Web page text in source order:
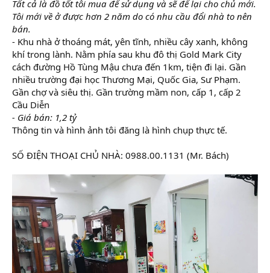
Tất cả là đồ tốt tôi mua để sử dụng và sẽ để lại cho chủ mới.
Tôi mới về ở được hơn 2 năm do có nhu cầu đổi nhà to nên
bán.
- Khu nhà ở thoáng mát, yên tĩnh, nhiều cây xanh, không
khí trong lành. Nằm phía sau khu đô thị Gold Mark City
cách đường Hồ Tùng Mậu chưa đến 1km, tiện đi lại. Gần
nhiều trường đại học Thương Mại, Quốc Gia, Sư Phạm.
Gần chợ và siêu thị. Gần trường mầm non, cấp 1, cấp 2
Cầu Diễn
- Giá bán: 1,2 tỷ
Thông tin và hình ảnh tôi đăng là hình chụp thực tế.
SỐ ĐIỆN THOẠI CHỦ NHÀ: 0988.00.1131 (Mr. Bách)